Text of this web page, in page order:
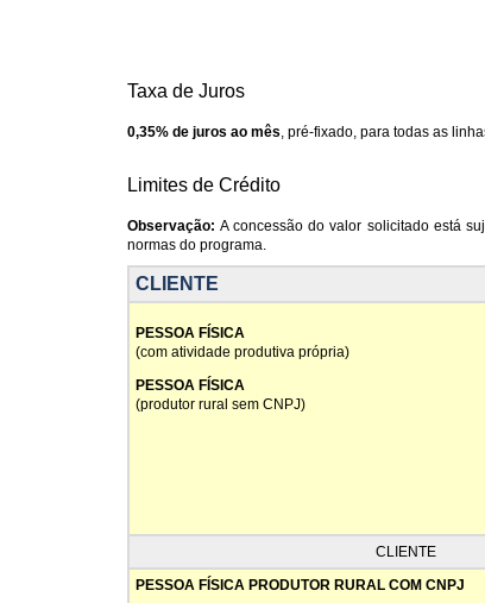
Taxa de Juros
0,35% de juros ao mês, pré-fixado, para todas as
Limites de Crédito
Observação: A concessão do valor solicitado está
normas do programa.
CLIENTE
PESSOA FÍSICA
(com atividade produtiva própria)
PESSOA FÍSICA
(produtor rural sem CNPJ)
CLIENTE
PESSOA FÍSICA PRODUTOR RURAL COM CNPJ